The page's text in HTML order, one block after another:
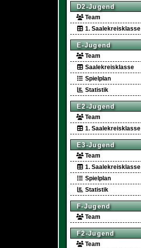
D2-Jugend
Team
1. Saalekreisklasse
E-Jugend
Team
Saalekreisklasse
Spielplan
Statistik
E2-Jugend
Team
1. Saalekreisklasse
E3-Jugend
Team
1. Saalekreisklasse
Spielplan
Statistik
F-Jugend
Team
F2-Jugend
Team